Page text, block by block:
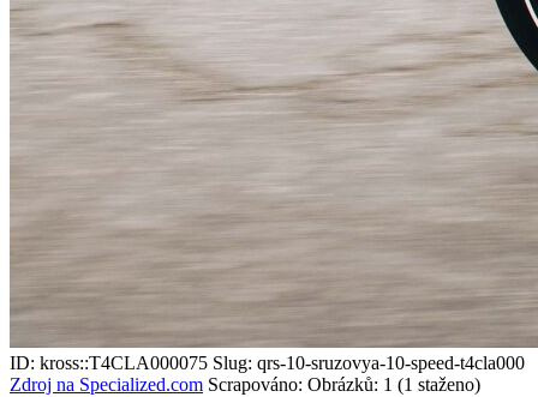
ID: kross::T4CLA000075 Slug: qrs-10-sruzovya-10-speed-t4cla000
Zdroj na Specialized.com Scrapováno: Obrázků: 1 (1 staženo)